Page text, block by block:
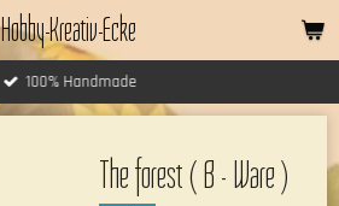
Hobby-Kreativ-Ecke
100% Handmade
The forest ( B - Ware )